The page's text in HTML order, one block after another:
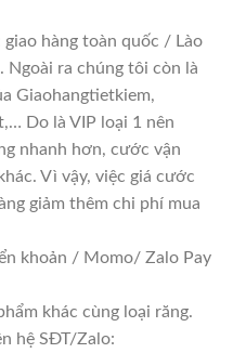
hàng toàn quốc / Lào
Ngoài ra chúng tôi còn là
Giaohangtietkiem,
Do là VIP loại 1 nên
nhanh hơn, cước vận
Vì vậy, việc giá cước
giảm thêm chi phí mua
khoản / Momo/ Zalo Pay
khác cùng loại răng.
hệ SĐT/Zalo: